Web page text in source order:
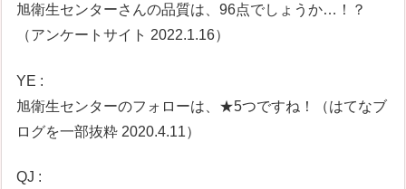
旭衛生センターさんの品質は、96点でしょうか…！？
（アンケートサイト 2022.1.16）
YE :
旭衛生センターのフォローは、★5つですね！（はてなブ
ログを一部抜粋 2020.4.11）
QJ :